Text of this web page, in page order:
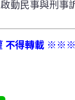
動民事與刑事
不得轉載 ※※※